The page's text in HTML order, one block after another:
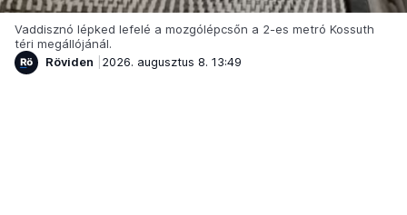
Vaddisznó lépked lefelé a mozgólépcsőn a 2-es metró Kossuth
téri megállójánál.
Röviden
2026. augusztus 8. 13:49